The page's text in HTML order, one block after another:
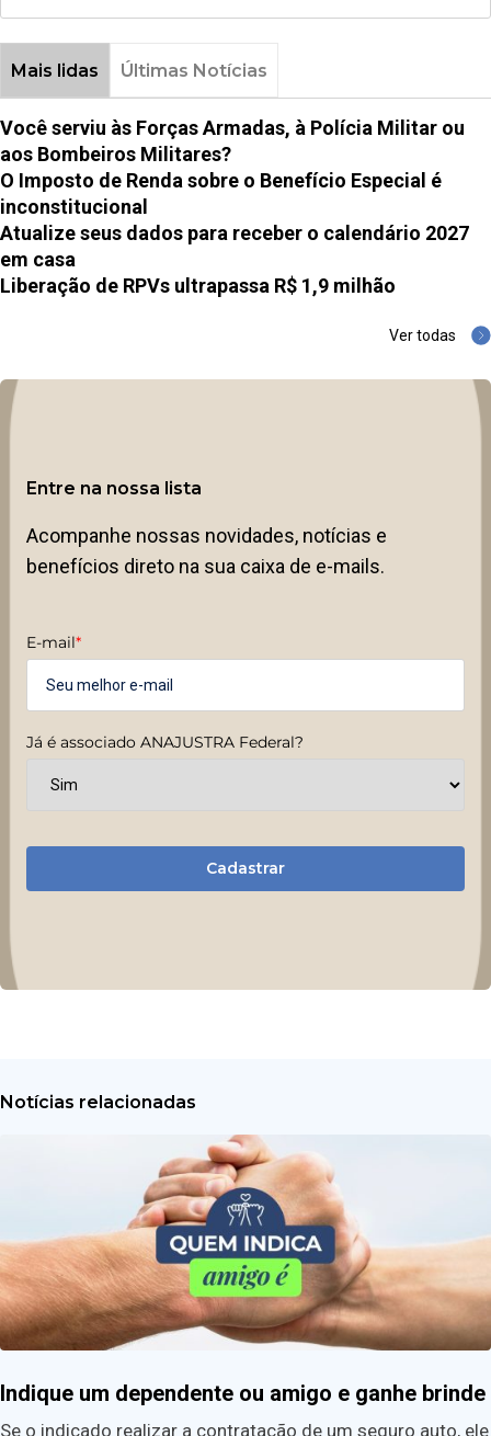
Mais lidas Últimas Notícias
Você serviu às Forças Armadas, à Polícia Militar ou
aos Bombeiros Militares?
O Imposto de Renda sobre o Benefício Especial é
inconstitucional
Atualize seus dados para receber o calendário 2027
em casa
Liberação de RPVs ultrapassa R$ 1,9 milhão
Ver todas
Entre na nossa lista
Acompanhe nossas novidades, notícias e
benefícios direto na sua caixa de e-mails.
E-mail*
Já é associado ANAJUSTRA Federal?
Cadastrar
Notícias relacionadas
Indique um dependente ou amigo e ganhe brinde
Se o indicado realizar a contratação de um seguro auto, ele